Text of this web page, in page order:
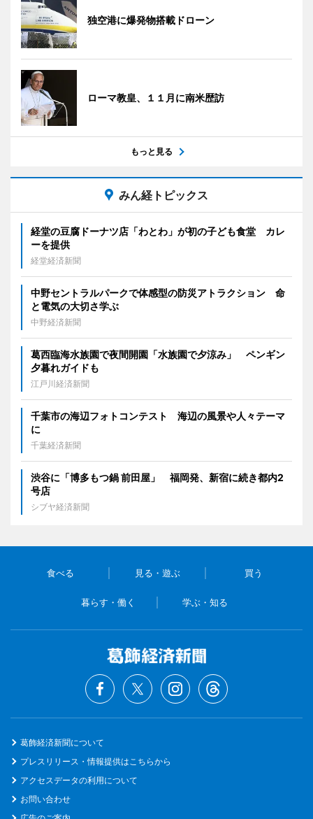
独空港に爆発物搭載ドローン
ローマ教皇、１１月に南米歴訪
もっと見る
みん経トピックス
経堂の豆腐ドーナツ店「わとわ」が初の子ども食堂 カレ
ーを提供
経堂経済新聞
中野セントラルパークで体感型の防災アトラクション 命
と電気の大切さ学ぶ
中野経済新聞
葛西臨海水族園で夜間開園「水族園で夕涼み」 ペンギン
夕暮れガイドも
江戸川経済新聞
千葉市の海辺フォトコンテスト 海辺の風景や人々テーマ
に
千葉経済新聞
渋谷に「博多もつ鍋 前田屋」 福岡発、新宿に続き都内2
号店
シブヤ経済新聞
食べる 見る・遊ぶ 買う
暮らす・働く 学ぶ・知る
葛飾経済新聞について
プレスリリース・情報提供はこちらから
アクセスデータの利用について
お問い合わせ